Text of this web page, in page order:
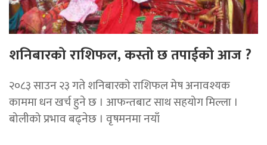
शनिबारको राशिफल, कस्तो छ तपाईको आज ?
२०८३ साउन २३ गते शनिबारको राशिफल मेष अनावश्यक
काममा धन खर्च हुने छ । आफन्तबाट साथ सहयोग मिल्ला ।
बोलीको प्रभाव बढ्नेछ । वृषमनमा नयाँ